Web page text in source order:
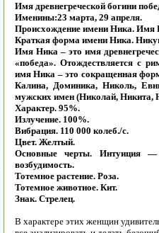
Имя древнегреческой богини
Именины:23 марта, 29 апреля.
Происхождение имени Ника. Имя
Краткая форма имени Ника.
Имя Ника – это имя
«победа». Отождествляется с
имя Ника – это сокращенная
Калина, Доминика, Николь,
мужских имен (Николай, Никита,
Характер. 95%.
Излучение. 100%.
Вибрация. 110 000 колеб./с.
Цвет. Желтый.
Основные черты. Интуиция
возбудимость.
Тотемное растение. Роза.
Тотемное животное. Кит.
Знак. Стрелец.
В характере этих женщин